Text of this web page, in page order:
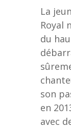
La
Royal
du
son
en
avec